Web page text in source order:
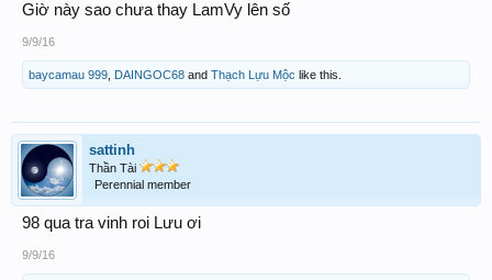
Giờ này sao chưa thay LamVy lên số
9/9/16
baycamau 999 DAINGOC68 and Thạch Lựu Mộc like this.
sattinh
Thần Tài
Perennial member
98 qua tra vinh roi Lưu ơi
9/9/16